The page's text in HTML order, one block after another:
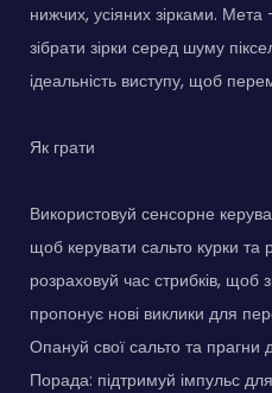
нижчих, усіяних зірками.
зібрати зірки серед шуму
ідеальність виступу, щоб
Як грати
Використовуй сенсорне
щоб керувати сальто курки
розраховуй час стрибків, щоб
пропонує нові виклики для
Опануй свої сальто та прагни
Порада: підтримуй імпульс